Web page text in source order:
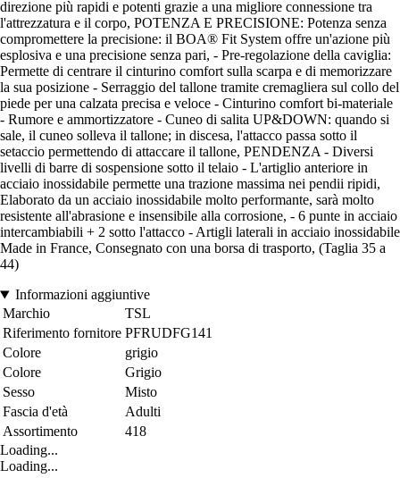
direzione più rapidi e potenti grazie a una migliore connessione tra
l'attrezzatura e il corpo, POTENZA E PRECISIONE: Potenza senza
compromettere la precisione: il BOA® Fit System offre un'azione più
esplosiva e una precisione senza pari, - Pre-regolazione della caviglia:
Permette di centrare il cinturino comfort sulla scarpa e di memorizzare
la sua posizione - Serraggio del tallone tramite cremagliera sul collo del
piede per una calzata precisa e veloce - Cinturino comfort bi-materiale
- Rumore e ammortizzatore - Cuneo di salita UP&DOWN: quando si
sale, il cuneo solleva il tallone; in discesa, l'attacco passa sotto il
setaccio permettendo di attaccare il tallone, PENDENZA - Diversi
livelli di barre di sospensione sotto il telaio - L'artiglio anteriore in
acciaio inossidabile permette una trazione massima nei pendii ripidi,
Elaborato da un acciaio inossidabile molto performante, sarà molto
resistente all'abrasione e insensibile alla corrosione, - 6 punte in acciaio
intercambiabili + 2 sotto l'attacco - Artigli laterali in acciaio inossidabile
Made in France, Consegnato con una borsa di trasporto, (Taglia 35 a
44)
Informazioni aggiuntive
Marchio
TSL
Riferimento fornitore PFRUDFG141
Colore
grigio
Colore
Grigio
Sesso
Misto
Fascia d'età
Adulti
Assortimento
418
Loading...
Loading...